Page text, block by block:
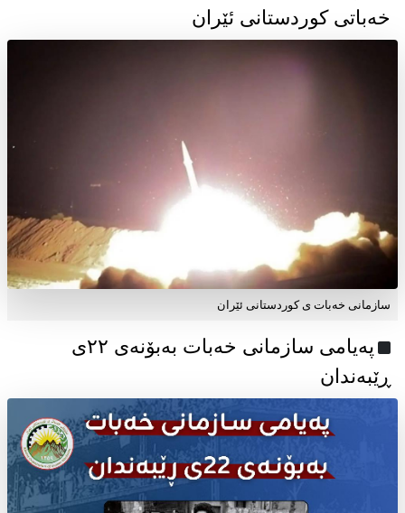
خەباتی کوردستانی ئێران
سازمانی خەبات ی کوردستانی ئێران
پەیامی سازمانی خەبات بەبۆنەی ۲۲ی
ڕێبەندان